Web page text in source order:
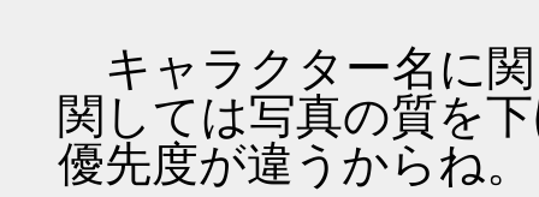
キャラクター名に
関しては写真の質を
優先度が違うからね。